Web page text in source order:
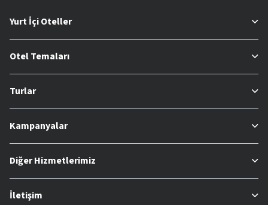
Yurt İçi Oteller
Otel Temaları
Turlar
Kampanyalar
Diğer Hizmetlerimiz
İletişim